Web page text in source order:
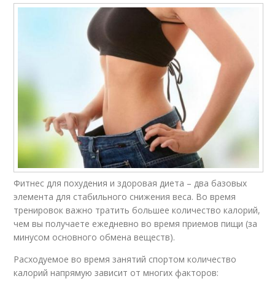
Фитнес для похудения и здоровая диета – два базовых
элемента для стабильного снижения веса. Во время
тренировок важно тратить большее количество калорий,
чем вы получаете ежедневно во время приемов пищи (за
минусом основного обмена веществ).
Расходуемое во время занятий спортом количество
калорий напрямую зависит от многих факторов: